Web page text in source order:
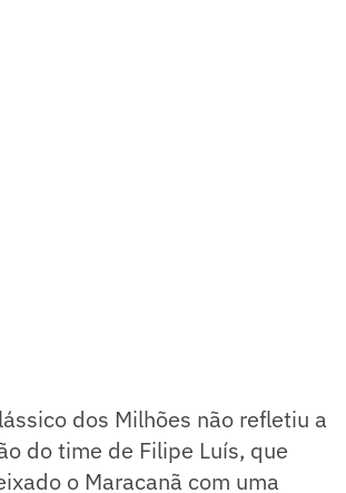
dos Milhões não refletiu a
do time de Filipe Luís, que
o Maracanã com uma